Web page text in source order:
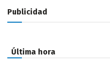
Publicidad
Última hora